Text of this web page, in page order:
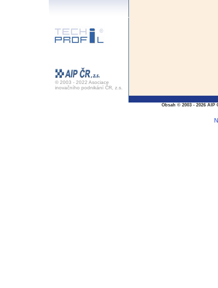
© 2003 - 2022 Asociace
inovačního podnikání ČR, z.s.
Obsah © 2003 - 2026